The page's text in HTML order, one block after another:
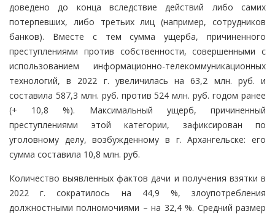
доведено до конца вследствие действий либо самих
потерпевших, либо третьих лиц (например, сотрудников
банков). Вместе с тем сумма ущерба, причиненного
преступлениями против собственности, совершенными с
использованием информационно-телекоммуникационных
технологий, в 2022 г. увеличилась на 63,2 млн. руб. и
составила 587,3 млн. руб. против 524 млн. руб. годом ранее
(+ 10,8 %). Максимальный ущерб, причиненный
преступлениями этой категории, зафиксирован по
уголовному делу, возбужденному в г. Архангельске: его
сумма составила 10,8 млн. руб.
Количество выявленных фактов дачи и получения взятки в
2022 г. сократилось на 44,9 %, злоупотребления
должностными полномочиями – на 32,4 %. Средний размер